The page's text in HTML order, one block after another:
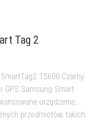
Tag 2
T5600 Czarny
GPS Samsung Smart
urządzenie,
przedmiotów, takich